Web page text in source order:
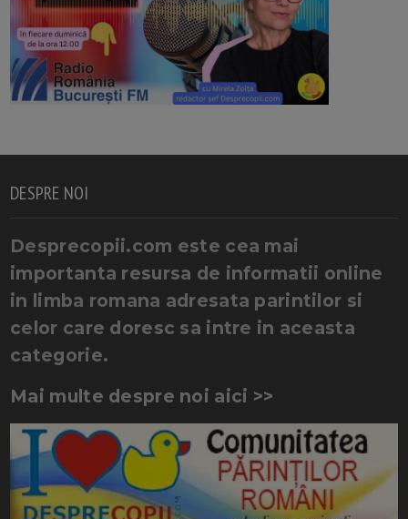
DESPRE NOI
Desprecopii.com este cea mai
importanta resursa de informatii online
in limba romana adresata parintilor si
celor care doresc sa intre in aceasta
categorie.
Mai multe despre noi aici >>